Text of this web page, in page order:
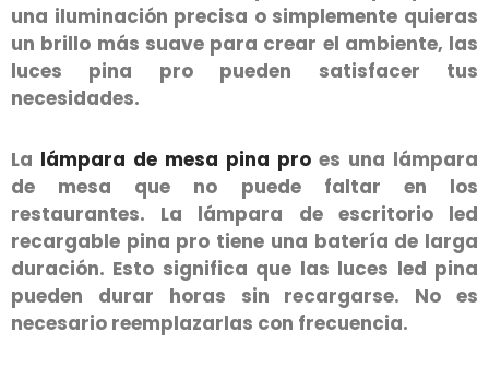
una iluminación precisa o simplemente quieras
un brillo más suave para crear el ambiente, las
luces pina pro pueden satisfacer tus
necesidades.
La lámpara de mesa pina pro es una lámpara
de mesa que no puede faltar en los
restaurantes. La lámpara de escritorio led
recargable pina pro tiene una batería de larga
duración. Esto significa que las luces led pina
pueden durar horas sin recargarse. No es
necesario reemplazarlas con frecuencia.